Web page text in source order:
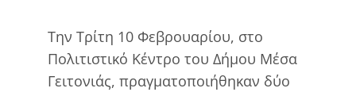
Την Τρίτη 10 Φεβρουαρίου, στο
Πολιτιστικό Κέντρο του Δήμου Μέσα
Γειτονιάς, πραγματοποιήθηκαν δύο